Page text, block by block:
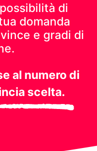
di
domanda
e gradi di
al numero di
scelta.